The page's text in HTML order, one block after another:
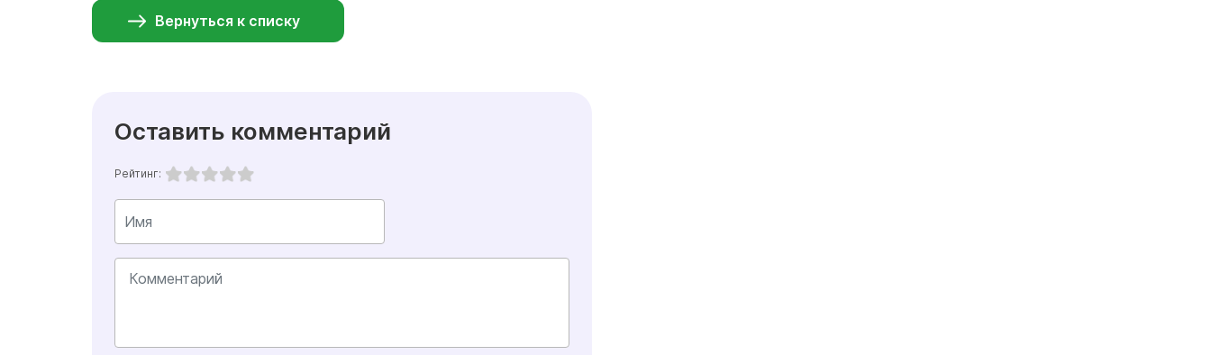
Вернуться к списку
Оставить комментарий
Рейтинг: